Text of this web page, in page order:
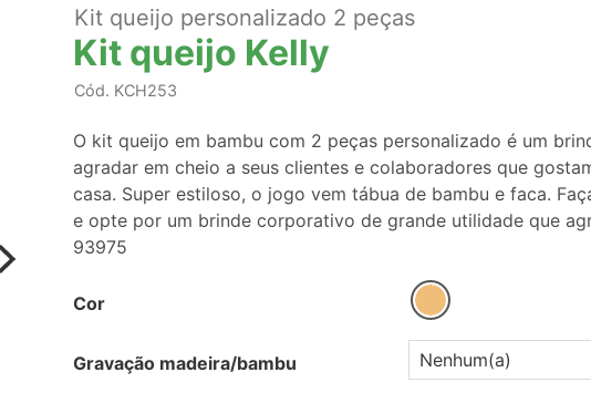
Kit queijo personalizado 2 peças
Kit queijo Kelly
Cód. KCH253
O kit queijo em bambu com 2 peças personalizado é um
agradar em cheio a seus clientes e colaboradores que
casa. Super estiloso, o jogo vem tábua de bambu e faca.
e opte por um brinde corporativo de grande utilidade que
93975
Cor
Gravação madeira/bambu